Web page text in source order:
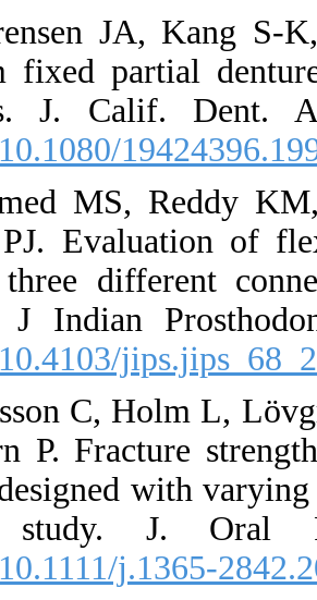
6. Sorensen
Ceram fixed
results. J.
[DOI:10.1080/
7. Ahmed
Babu PJ.
using three
study. J
[DOI:10.4103/
8. Larsson C,
Steyern P.
cores
vitro study.
[DOI:10.1111/